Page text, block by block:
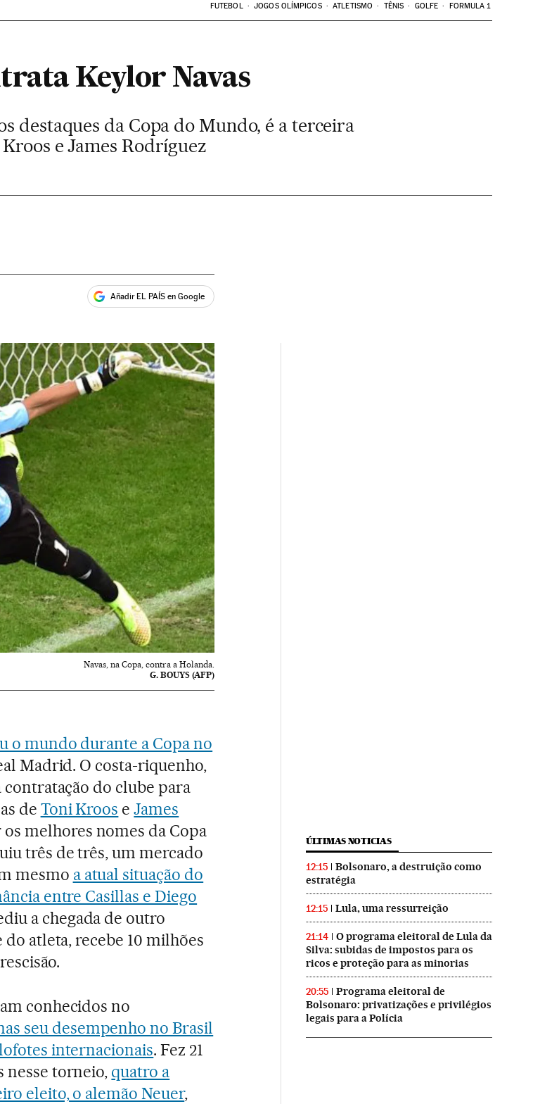
FUTEBOL JOGOS OLÍMPICOS ATLETISMO TÊNIS GOLFE FORMULA 1
Keylor Navas
destaques da Copa do Mundo, é a terceira
e James Rodríguez
Añadir EL PAÍS en Google
Navas, na Copa, contra a Holanda.
G. BOUYS (AFP)
o mundo durante a Copa no
Madrid. O costa-riquenho,
do clube para
de Toni Kroos eJames
melhores nomes da Copa
três de três, um mercado
mesmo a atual situação do
entre Casillas e Diego
a chegada de outro
atleta, recebe 10 milhões
conhecidos no
seu desempenho no Brasil
internacionais. Fez 21
nesse torneio, quatro a
eleito, o alemão Neuer,
ÚLTIMAS NOTICIAS
12:15
Bolsonaro, a destruição como
estratégia
12:15 Lula, uma ressurreição
21:14
O programa eleitoral de Lula da
Silva: subidas de impostos para os
ricos e proteção para as minorias
20:55
Programa eleitoral de
Bolsonaro: privatizações e privilégios
legais para a Polícia